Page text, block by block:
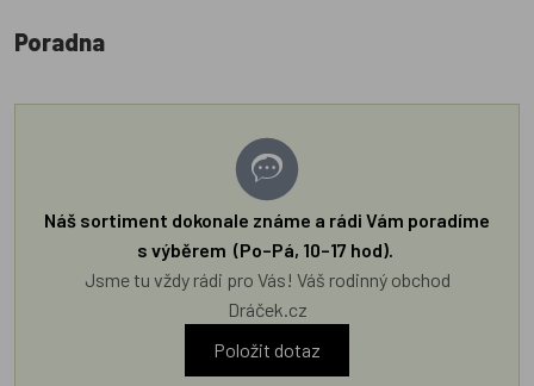
Poradna
Náš sortiment dokonale známe a rádi Vám poradíme
s výběrem (Po–Pá, 10–17 hod).
Jsme tu vždy rádi pro Vás! Váš rodinný obchod
Dráček.cz
Položit dotaz